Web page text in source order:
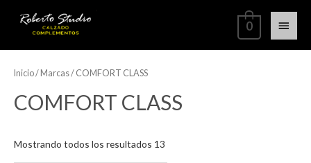
0
Inicio/ Marcas / COMFORT CLASS
COMFORT CLASS
Mostrando todos los resultados 13